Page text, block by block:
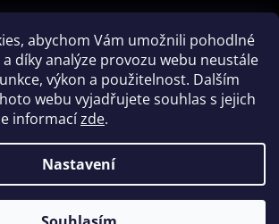
abychom Vám umožnili pohodlné
díky analýze provozu webu neustále
výkon a použitelnost. Dalším
webu vyjadřujete souhlas s jejich
informacízde.
Nastavení
PLATBY
práva vyhrazena.